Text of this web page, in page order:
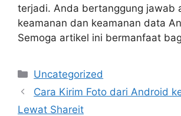
terjadi. Anda bertanggung jawab
keamanan dan keamanan data
Semoga artikel ini bermanfaat
Categories
Uncategorized
Cara Kirim Foto dari Android
Lewat Shareit